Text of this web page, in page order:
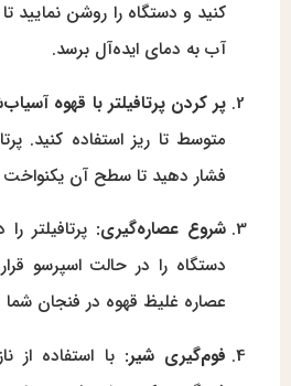
کنید و دستگاه را روشن نمایید
آب به دمای ایده‌آل برسد.
پر کردن پرتافیلتر با قهوه
متوسط تا ریز استفاده کنید.
فشار دهید تا سطح آن
شروع عصاره‌گیری: پرتافیلتر
دستگاه را در حالت اسپرسو
عصاره غلیظ قهوه در فنجان شما
فوم‌گیری شیر: با استفاده از